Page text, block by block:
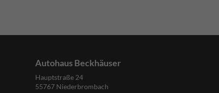
Autohaus Beckhäuser
Hauptstraße 24
55767 Niederbrombach